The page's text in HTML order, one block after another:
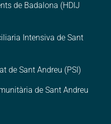
de Badalona (HDIJ
Intensiva de Sant
de Sant Andreu (PSI)
de Sant Andreu